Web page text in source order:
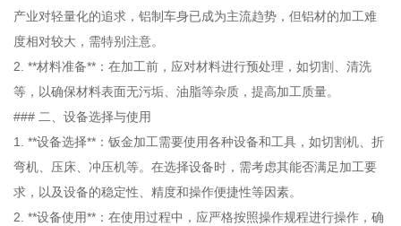
产业对轻量化的追求，铝制车身已成为主流趋势，但铝材的加工难
度相对较大，需特别注意。
2. **材料准备**：在加工前，应对材料进行预处理，如切割、清洗
等，以确保材料表面无污垢、油脂等杂质，提高加工质量。
### 二、设备选择与使用
1. **设备选择**：钣金加工需要使用各种设备和工具，如切割机、折
弯机、压床、冲压机等。在选择设备时，需考虑其能否满足加工要
求，以及设备的稳定性、精度和操作便捷性等因素。
2. **设备使用**：在使用过程中，应严格按照操作规程进行操作，确